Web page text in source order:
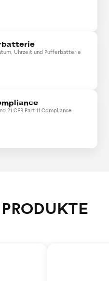
Uhrzeit und Pufferbatterie
21 CFR Part 11 Compliance